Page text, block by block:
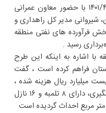
الماس غرب روز پنجشنبه مورخ ۱۴۰۱/۴/۲ با حضور معاون عمرانی
شیروانی مدیر کل راهداری و
فرآورده های نفتی منطقه
رسید .
با اشاره به اینکه این طرح
این شهرستان فراهم کرده است ، گفت
میلیارد ریال هزینه شده ،
این جایگاه مجهز به ۴ سکوی سوختگیری، دارای ۸ تلمبه و ۱۶ نازل